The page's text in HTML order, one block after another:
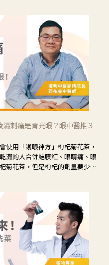
澀刺痛是青光眼？眼中醫推３
使用「護眼神方」枸杞菊花茶，
澀的人合併結膜紅、眼睛痛、眼
菊花茶，但是枸杞的劑量要少，
單純的眼睛乾澀，結膜沒有紅，
陰虛」，就可以使用枸杞、蓮
效果就更顯著。